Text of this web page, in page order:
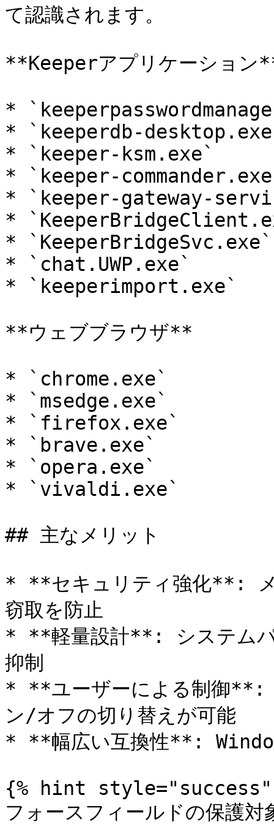
て認識されます。
**Keeperアプリケーション
*
* `keeperdb-
* `keeper-ksm.exe`
* `keeper-
* `keeper-gateway-
*
* `KeeperBridgeSvc.exe`
* `chat.UWP.exe`
* `keeperimport.exe`
**ウェブブラウザ**
* `chrome.exe`
* `msedge.exe`
* `firefox.exe`
* `brave.exe`
* `opera.exe`
* `vivaldi.exe`
## 主なメリット
* **セキュリティ強化**: メ
窃取を防止
* **軽量設計**: システムパ
抑制
* **ユーザーによる制御**:
ン/オフの切り替えが可能
* **幅広い互換性**:
{% hint style="success"
フォースフィールドの保護